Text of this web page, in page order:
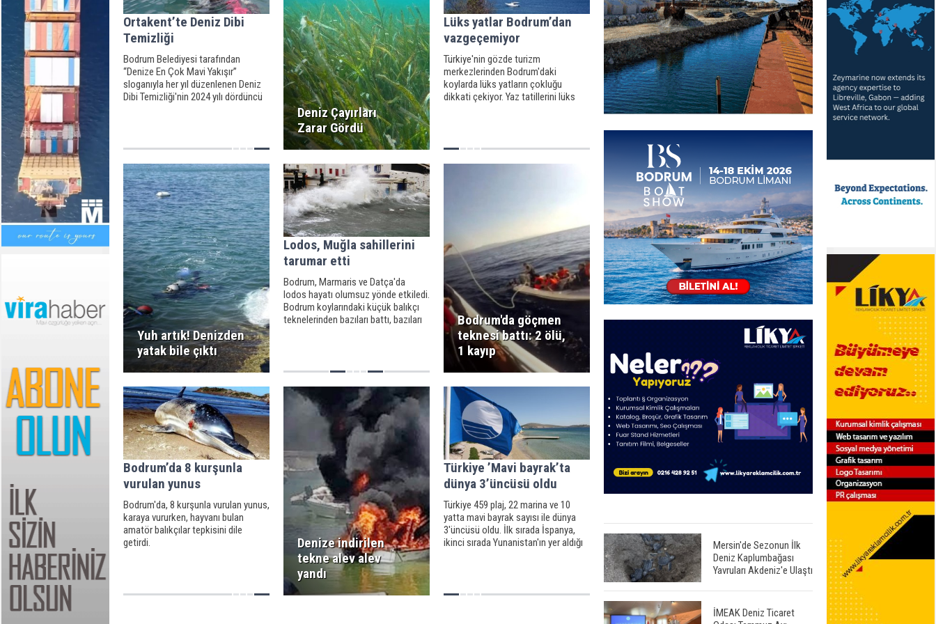
Ortakent’te Deniz Dibi
Temizliği
Bodrum Belediyesi tarafından
“Denize En Çok Mavi Yakışır”
sloganıyla her yıl düzenlenen Deniz
Dibi Temizliği'nin 2024 yılı dördüncü
Deniz Çayırları
Zarar Gördü
Lüks yatlar Bodrum’dan
vazgeçemiyor
Türkiye'nin gözde turizm
merkezlerinden Bodrum'daki
koylarda lüks yatların çokluğu
dikkati çekiyor. Yaz tatillerini lüks
tadını çıkarıyor.
Yuh artık! Denizden
yatak bile çıktı
Lodos, Muğla sahillerini
tarumar etti
Bodrum, Marmaris ve Datça'da
lodos hayatı olumsuz yönde etkiledi.
Bodrum koylarındaki küçük balıkçı
teknelerinden bazıları battı, bazıları
Bodrum'da göçmen
teknesi battı: 2 ölü,
1 kayıp
Bodrum’da 8 kurşunla
vurulan yunus
Bodrum'da, 8 kurşunla vurulan yunus,
karaya vururken, hayvanı bulan
amatör balıkçılar tepkisini dile
getirdi.
Denize indirilen
tekne alev alev
yandı
Türkiye ’Mavi bayrak’ta
dünya 3’üncüsü oldu
Türkiye 459 plaj, 22 marina ve 10
yatta mavi bayrak sayısı ile dünya
3'üncüsü oldu. İlk sırada İspanya,
ikinci sırada Yunanistan'ın yer aldığı
Mersin'de Sezonun İlk
Deniz Kaplumbağası
Yavruları Akdeniz'e Ulaştı
İMEAK Deniz Ticaret